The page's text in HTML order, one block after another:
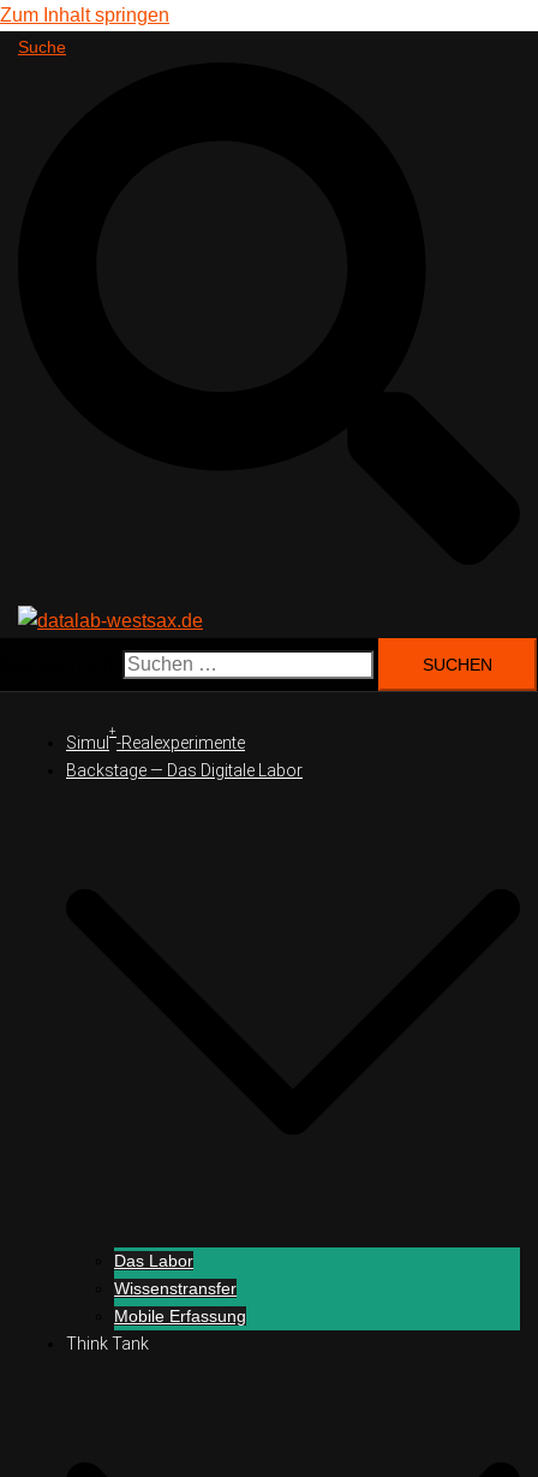
Zum Inhalt springen
Suche
Simul
+
-Realexperimente
Backstage — Das Digitale Labor
Das Labor
Wissenstransfer
Mobile Erfassung
Think Tank